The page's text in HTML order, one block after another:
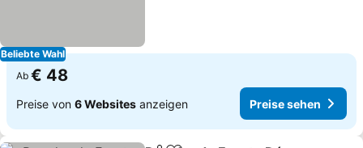
Beliebte Wahl
Ab € 48
Preise von 6 Websites anzeigen Preise sehen